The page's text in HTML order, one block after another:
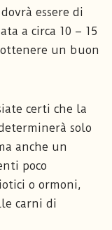
essere di
a circa 10 – 15
un buon
certi che la
solo
anche un
poco
o ormoni,
carni di